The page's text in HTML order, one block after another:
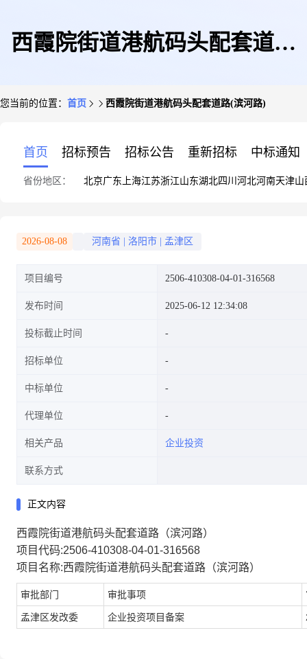
西霞院街道港航码头配套道路
您当前的位置： 首页 西霞院街道港航码头配套道路(滨河路)
首页 招标预告 招标公告 重新招标 中标通知
省份地区： 北京广东 上海江苏浙江山东湖北四川 河北河南天津山
2026-08-08 河南省 洛阳市 孟津区
项目编号 2506-410308-04-01-316568
发布时间 2025-06-12 12:34:08
投标截止时间
招标单位
中标单位
代理单位
相关产品 企业投资
联系方式
正文内容
西霞院街道港航码头配套道路（滨河路）
项目代码:2506-410308-04-01-316568
项目名称:西霞院街道港航码头配套道路（滨河路）
审批部门 审批事项
孟津区发改委 企业投资项目备案